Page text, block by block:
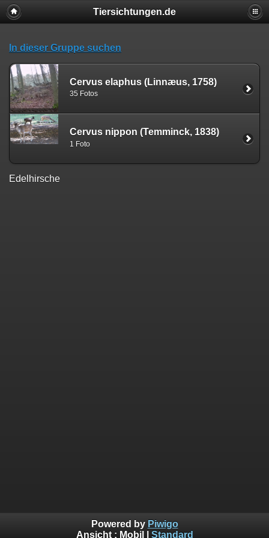
Tiersichtungen.de
In dieser Gruppe suchen
Cervus elaphus (Linnæus, 1758)
35 Fotos
Cervus nippon (Temminck, 1838)
1 Foto
Edelhirsche
Powered by Piwigo
Ansicht : Mobil Standard